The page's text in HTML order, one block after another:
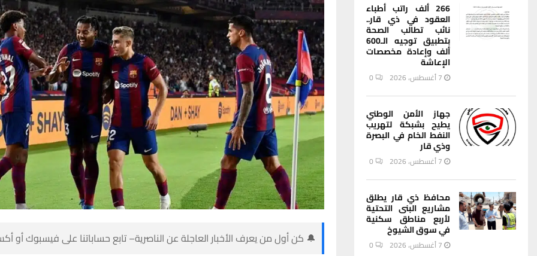
🔔 كن أول من يعرف الأخبار العاجلة عن الناصرية– تابع حساباتنا على فيسبوك أو
266 ألف راتب أطباء
العقود في ذي قار..
نائب تطالب الصحة
بتطبيق توجيه الـ600
ألف وإعادة مخصصات
الإعاشة
7 أغسطس، 2026 0
جهاز الأمن الوطني
يطيح بشبكة لتهريب
النفط الخام في البصرة
وذي قار
7 أغسطس، 2026 0
محافظ ذي قار يطلق
مشاريع البنى التحتية
لأربع مناطق سكنية
في سوق الشيوخ
7 أغسطس، 2026 0